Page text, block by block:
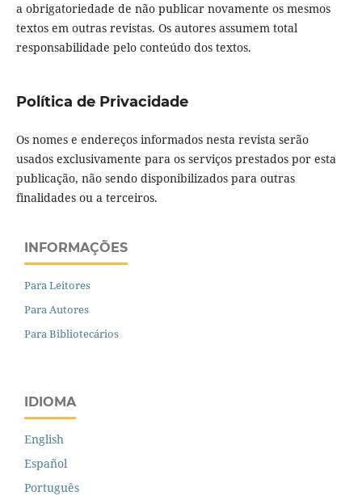
a obrigatoriedade de não publicar novamente os mesmos
textos em outras revistas. Os autores assumem total
responsabilidade pelo conteúdo dos textos.
Política de Privacidade
Os nomes e endereços informados nesta revista serão
usados exclusivamente para os serviços prestados por esta
publicação, não sendo disponibilizados para outras
finalidades ou a terceiros.
INFORMAÇÕES
Para Leitores
Para Autores
Para Bibliotecários
IDIOMA
English
Español
Português